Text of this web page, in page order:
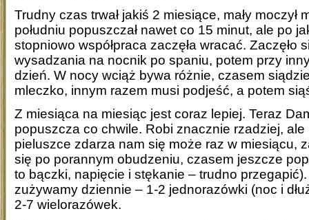
Trudny czas trwał jakiś 2 miesiące, mały moczył
południu popuszczał nawet co 15 minut, ale po
stopniowo współpraca zaczęła wracać. Zaczęło
wysadzania na nocnik po spaniu, potem przy
dzień. W nocy wciąż bywa różnie, czasem
mleczko, innym razem musi podjeść, a potem
Z miesiąca na miesiąc jest coraz lepiej. Teraz
popuszcza co chwile. Robi znacznie rzadziej,
pieluszce zdarza nam się może raz w miesiącu,
się po porannym obudzeniu, czasem jeszcze
to bączki, napięcie i stękanie – trudno
zużywamy dziennie – 1-2 jednorazówki (noc i
2-7 wielorazówek.